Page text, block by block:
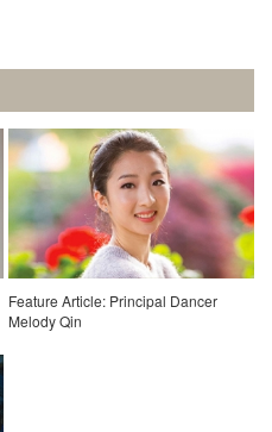
Feature Article: Principal Dancer
Melody Qin